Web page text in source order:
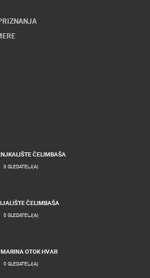
ČELIMBAŠA
0 GLEDATELJ(A)
ČELIMBAŠA
0 GLEDATELJ(A)
OTOK HVAR
0 GLEDATELJ(A)